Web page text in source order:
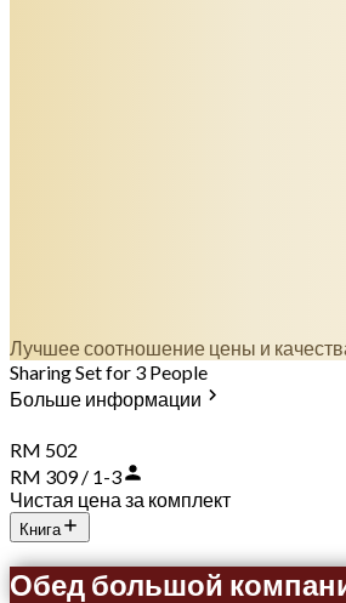
Лучшее соотношение цены и
Sharing Set for 3 People
Больше информации
RM 502
RM 309 / 1-3
Чистая цена за комплект
Книга
Обед большой